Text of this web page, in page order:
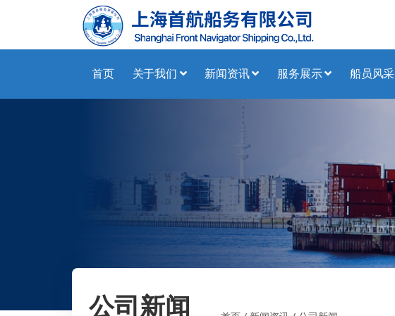
首页 关于我们 新闻资讯 服务展示 船员风采
公司新闻